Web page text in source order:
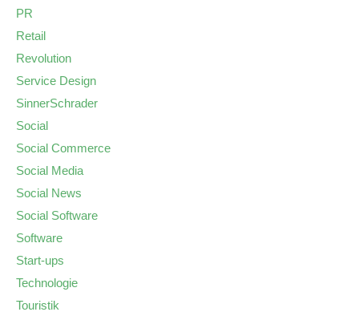
PR
Retail
Revolution
Service Design
SinnerSchrader
Social
Social Commerce
Social Media
Social News
Social Software
Software
Start-ups
Technologie
Touristik